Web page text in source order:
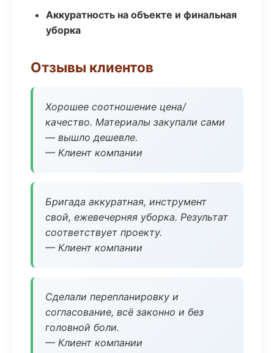
Аккуратность на объекте и финальная
уборка
Отзывы клиентов
Хорошее соотношение цена/
качество. Материалы закупали сами
— вышло дешевле.
— Клиент компании
Бригада аккуратная, инструмент
свой, ежевечерняя уборка. Результат
соответствует проекту.
— Клиент компании
Сделали перепланировку и
согласование, всё законно и без
головной боли.
— Клиент компании